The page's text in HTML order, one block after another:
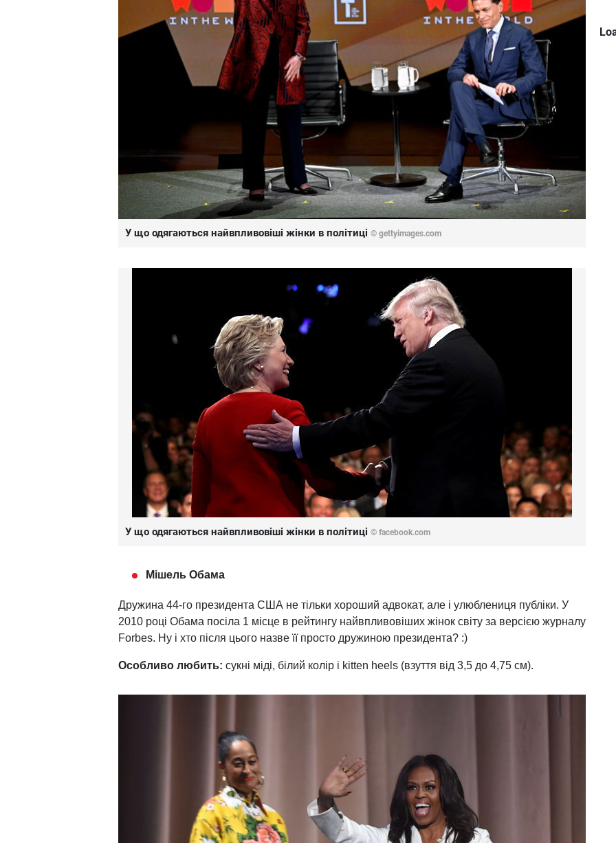
У що одягаються найвпливовіші жінки в політиці © gettyimages.com
У що одягаються найвпливовіші жінки в політиці © facebook.com
Мішель Обама
Дружина 44-го президента США не тільки хороший адвокат, але і улюблениця публіки. У
2010 році Обама посіла 1 місце в рейтингу найвпливовіших жінок світу за версією журналу
Forbes. Ну і хто після цього назве її просто дружиною президента? :)
Особливо любить: сукні міді, білий колір і kitten heels (взуття від 3,5 до 4,75 см).